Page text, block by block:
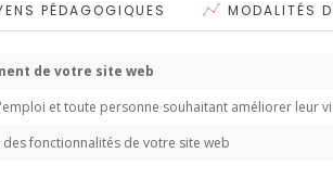
PÉDAGOGIQUES MODALITÉS
de votre site web
et toute personne souhaitant améliorer leur
fonctionnalités de votre site web